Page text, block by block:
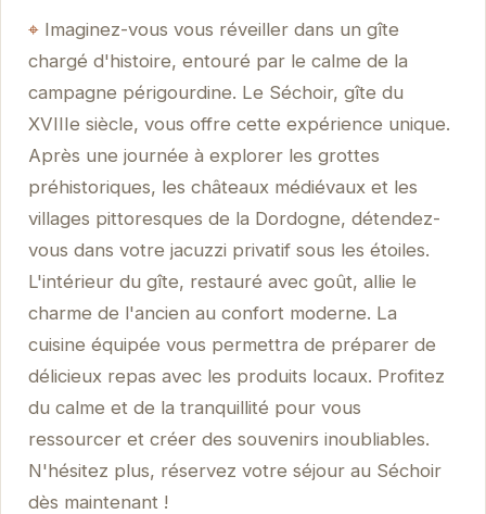
Imaginez-vous vous réveiller dans un gîte
chargé d'histoire, entouré par le calme de la
campagne périgourdine. Le Séchoir, gîte du
XVIIIe siècle, vous offre cette expérience unique.
Après une journée à explorer les grottes
préhistoriques, les châteaux médiévaux et les
villages pittoresques de la Dordogne, détendez-
vous dans votre jacuzzi privatif sous les étoiles.
L'intérieur du gîte, restauré avec goût, allie le
charme de l'ancien au confort moderne. La
cuisine équipée vous permettra de préparer de
délicieux repas avec les produits locaux. Profitez
du calme et de la tranquillité pour vous
ressourcer et créer des souvenirs inoubliables.
N'hésitez plus, réservez votre séjour au Séchoir
dès maintenant !